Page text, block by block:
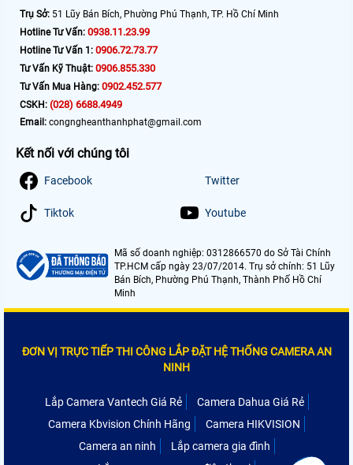
Trụ Sở: 51 Lũy Bán Bích, Phường Phú Thạnh, TP. Hồ Chí Minh
Hotline Tư Vấn: 0938.11.23.99
Hotline Tư Vấn 1: 0906.72.73.77
Tư Vấn Kỹ Thuật: 0906.855.330
Tư Vấn Mua Hàng: 0902.452.577
CSKH: (028) 6688.4949
Email: congngheanthanhphat@gmail.com
Kết nối với chúng tôi
Facebook Twitter
Tiktok Youtube
Mã số doanh nghiệp: 0312866570 do Sở Tài Chính
TP.HCM cấp ngày 23/07/2014. Trụ sở chính: 51 Lũy
Bán Bích, Phường Phú Thạnh, Thành Phố Hồ Chí
Minh
ĐƠN VỊ TRỰC TIẾP THI CÔNG LẮP ĐẶT HỆ THỐNG CAMERA AN
NINH
Lắp Camera Vantech Giá Rẻ
Camera Dahua Giá Rẻ
Camera Kbvision Chính Hãng
Camera HIKVISION
Camera an ninh
Lắp camera gia đình